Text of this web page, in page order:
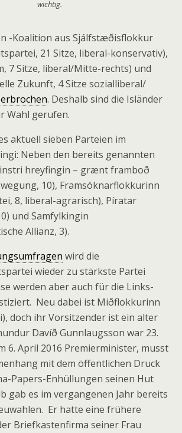
wichtig.
-Koalition aus Sjálfstæðisflokkur
21 Sitze, liberal-konservativ),
7 Sitze, liberal/Mitte-rechts) und
Zukunft, 4 Sitze sozialliberal/
. Deshalb sind die Isländer
Wahl gerufen.
aktuell sieben Parteien im
Neben den bereits genannten
hreyfingin – grænt framboð
10), Framsóknarflokkurinn
8, liberal-agrarisch), Píratar
und Samfylkingin
Allianz, 3).
wird die
wieder zu stärkste Partei
werden aber auch für die Links-
Neu dabei ist Miðflokkurinn
doch ihr Vorsitzender ist ein alter
Davíð Gunnlaugsson war 23.
6. April 2016 Premierminister, musst
mit dem öffentlichen Druck
Papers-Enhüllungen seinen Hut
gab es im vergangenen Jahr bereits
Er hatte eine frühere
Briefkastenfirma seiner Frau